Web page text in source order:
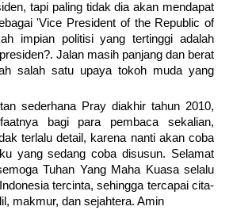
tapi paling tidak dia akan mendapat
'Vice President of the Republic of
impian politisi yang tertinggi adalah
Jalan masih panjang dan berat
salah satu upaya tokoh muda yang
sederhana Pray diakhir tahun 2010,
bagi para pembaca sekalian,
terlalu detail, karena nanti akan coba
yang sedang coba disusun. Selamat
Tuhan Yang Maha Kuasa selalu
tercinta, sehingga tercapai cita-
makmur, dan sejahtera. Amin